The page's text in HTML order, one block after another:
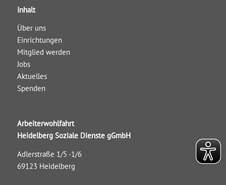
Inhalt
Über uns
Einrichtungen
Mitglied werden
Jobs
Aktuelles
Spenden
Arbeiterwohlfahrt
Heidelberg Soziale Dienste gGmbH
Adlerstraße 1/5 -1/6
69123 Heidelberg